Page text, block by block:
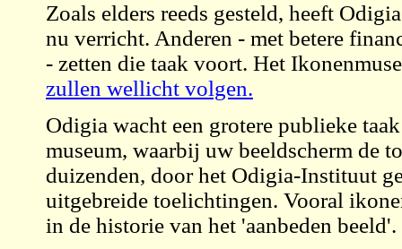
Zoals elders reeds gesteld, heeft
nu verricht. Anderen - met betere
- zetten die taak voort. Het
zullen wellicht volgen.
Odigia wacht een grotere publieke
museum, waarbij uw beeldscherm de
duizenden, door het Odigia-Instituut
uitgebreide toelichtingen. Vooral
in de historie van het 'aanbeden beeld'.